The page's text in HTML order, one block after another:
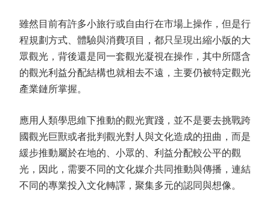
雖然目前有許多小旅行或自由行在市場上操作，但是行
程規劃方式、體驗與消費項目，都只呈現出縮小版的大
眾觀光，背後還是同一套觀光凝視在操作，其中所隱含
的觀光利益分配結構也就相去不遠，主要仍被特定觀光
產業鏈所掌握。
應用人類學思維下推動的觀光實踐，並不是要去挑戰跨
國觀光巨獸或者批判觀光對人與文化造成的扭曲，而是
緩步推動屬於在地的、小眾的、利益分配較公平的觀
光，因此，需要不同的文化媒介共同推動與傳播，連結
不同的專業投入文化轉譯，聚集多元的認同與想像。